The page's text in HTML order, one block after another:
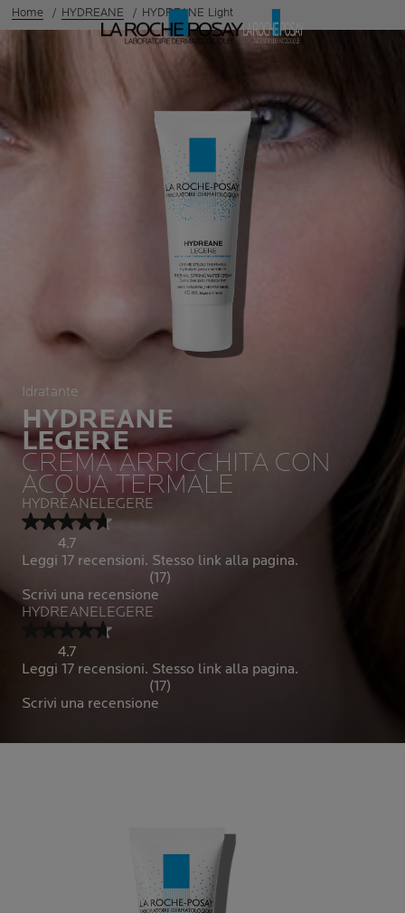
Home HYDREANE HYDREANE Light
Idratante
HYDREANE
LEGERE
CREMA ARRICCHITA CON
ACQUA TERMALE
HYDREANELEGERE
4.7
Leggi 17 recensioni. Stesso link alla pagina.
(17)
Scrivi una recensione
HYDREANELEGERE
4.7
Leggi 17 recensioni. Stesso link alla pagina.
(17)
Scrivi una recensione